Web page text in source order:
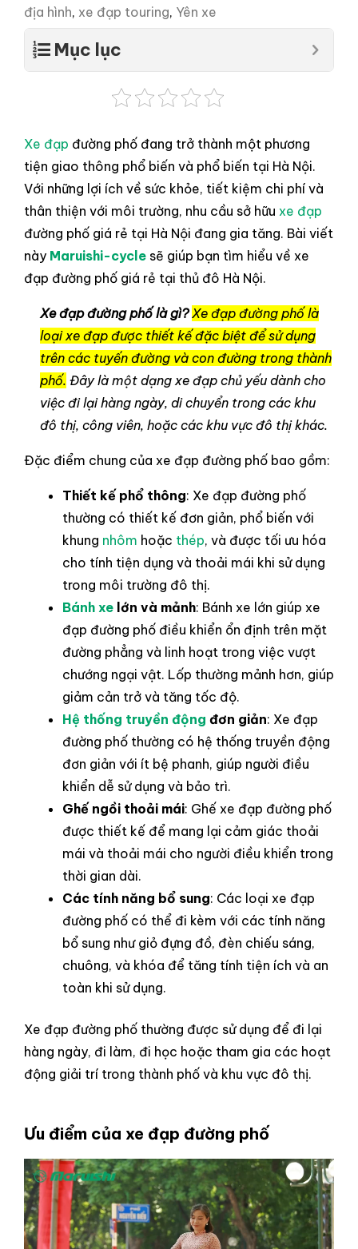
địa hình, xe đạp touring, Yên xe
Mục lục
Xe đạp đường phố đang trở thành một phương
tiện giao thông phổ biến và phổ biến tại Hà Nội.
Với những lợi ích về sức khỏe, tiết kiệm chi phí và
thân thiện với môi trường, nhu cầu sở hữu xe đạp
đường phố giá rẻ tại Hà Nội đang gia tăng. Bài viết
này Maruishi-cycle sẽ giúp bạn tìm hiểu về xe
đạp đường phố giá rẻ tại thủ đô Hà Nội.
Xe đạp đường phố là gì? Xe đạp đường phố là
loại xe đạp được thiết kế đặc biệt để sử dụng
trên các tuyến đường và con đường trong thành
phố. Đây là một dạng xe đạp chủ yếu dành cho
việc đi lại hàng ngày, di chuyển trong các khu
đô thị, công viên, hoặc các khu vực đô thị khác.
Đặc điểm chung của xe đạp đường phố bao gồm:
Thiết kế phổ thông: Xe đạp đường phố
thường có thiết kế đơn giản, phổ biến với
khung nhôm hoặc thép, và được tối ưu hóa
cho tính tiện dụng và thoải mái khi sử dụng
trong môi trường đô thị.
Bánh xe lớn và mảnh: Bánh xe lớn giúp xe
đạp đường phố điều khiển ổn định trên mặt
đường phẳng và linh hoạt trong việc vượt
chướng ngại vật. Lốp thường mảnh hơn, giúp
giảm cản trở và tăng tốc độ.
Hệ thống truyền động đơn giản: Xe đạp
đường phố thường có hệ thống truyền động
đơn giản với ít bệ phanh, giúp người điều
khiển dễ sử dụng và bảo trì.
Ghế ngồi thoải mái: Ghế xe đạp đường phố
được thiết kế để mang lại cảm giác thoải
mái và thoải mái cho người điều khiển trong
thời gian dài.
Các tính năng bổ sung: Các loại xe đạp
đường phố có thể đi kèm với các tính năng
bổ sung như giỏ đựng đồ, đèn chiếu sáng,
chuông, và khóa để tăng tính tiện ích và an
toàn khi sử dụng.
Xe đạp đường phố thường được sử dụng để đi lại
hàng ngày, đi làm, đi học hoặc tham gia các hoạt
động giải trí trong thành phố và khu vực đô thị.
Ưu điểm của xe đạp đường phố